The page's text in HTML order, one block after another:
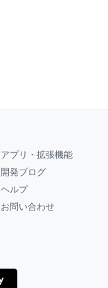
アプリ・拡張機能
開発ブログ
ヘルプ
お問い合わせ